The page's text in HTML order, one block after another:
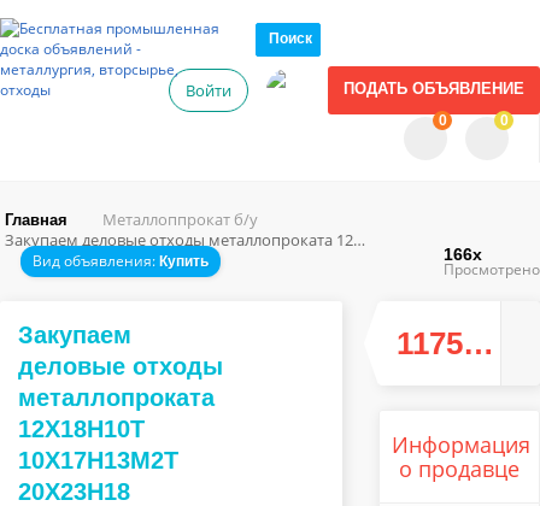
Поиск
ПОДАТЬ ОБЪЯВЛЕНИЕ
Войти
0 0
Главная
Металлоппрокат б/у
Закупаем деловые отходы металлопроката 12Х18Н10Т 10Х17Н13М2Т 20Х23Н18 06ХН28МДТ 14Х17Н2 20Х13 40Х13
Вид объявления: Купить 166x
Просмотрено
Закупаем
деловые отходы
металлопроката
12Х18Н10Т
10Х17Н13М2Т
20Х23Н18
117519.00 руб.
Информация
о продавце